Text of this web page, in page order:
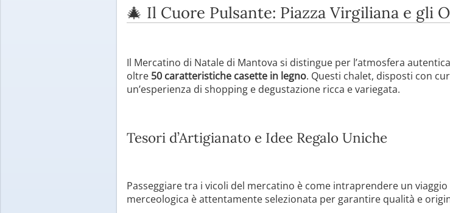
🎄 Il Cuore Pulsante: Piazza Virgiliana e gli
Il Mercatino di Natale di Mantova si distingue per l’atmosfera
oltre 50 caratteristiche casette in legno. Questi chalet, disposti con
un’esperienza di shopping e degustazione ricca e variegata.
Tesori d’Artigianato e Idee Regalo Uniche
Passeggiare tra i vicoli del mercatino è come intraprendere un
merceologica è attentamente selezionata per garantire qualità e